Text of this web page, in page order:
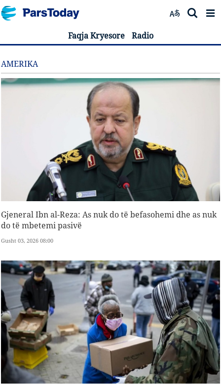
Faqja Kryesore Radio
AMERIKA
Gjeneral Ibn al-Reza: As nuk do të befasohemi dhe as nuk
do të mbetemi pasivë
Gusht 03, 2026 08:00